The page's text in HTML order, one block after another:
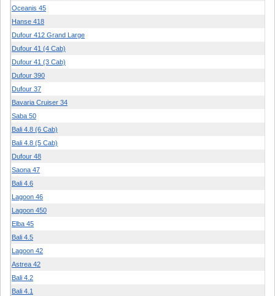
Oceanis 45
Hanse 418
Dufour 412 Grand Large
Dufour 41 (4 Cab)
Dufour 41 (3 Cab)
Dufour 390
Dufour 37
Bavaria Cruiser 34
Saba 50
Bali 4.8 (6 Cab)
Bali 4.8 (5 Cab)
Dufour 48
Saona 47
Bali 4.6
Lagoon 46
Lagoon 450
Elba 45
Bali 4.5
Lagoon 42
Astrea 42
Bali 4.2
Bali 4.1